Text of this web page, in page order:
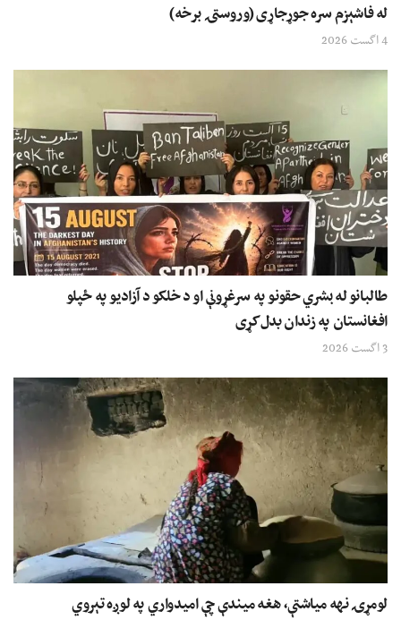
له فاشېزم سره جوړجاړی (وروستۍ برخه)
4 اگست 2026
طالبانو له بشري حقونو په سرغړونې او د خلکو د آزادیو په ځپلو
افغانستان په زندان بدل کړی
3 اگست 2026
لومړۍ نهه میاشتې، هغه میندې چې امیدواري په لوږه تېروي